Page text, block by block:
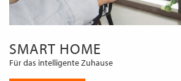
SMART HOME
Für das intelligente Zuhause